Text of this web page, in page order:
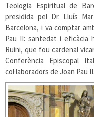
Teologia Espiritual de
presidida pel Dr. Lluís
Barcelona, i va comptar
Pau II: santedat i eficàcia
Ruini, que fou cardenal
Conferència Episcopal
col·laboradors de Joan Pau II.